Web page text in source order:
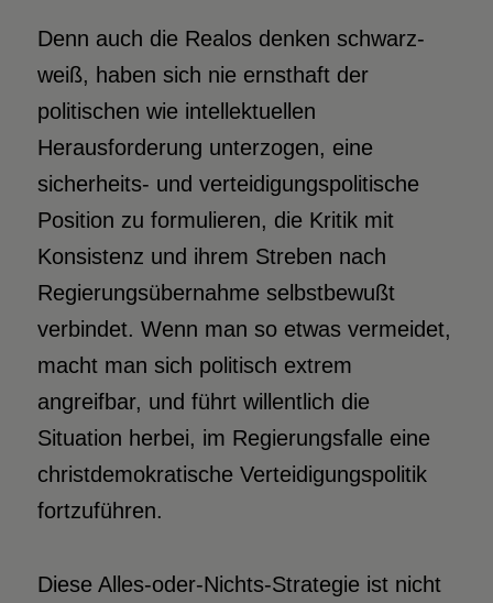
Denn auch die Realos denken schwarz-
weiß, haben sich nie ernsthaft der
politischen wie intellektuellen
Herausforderung unterzogen, eine
sicherheits- und verteidigungspolitische
Position zu formulieren, die Kritik mit
Konsistenz und ihrem Streben nach
Regierungsübernahme selbstbewußt
verbindet. Wenn man so etwas vermeidet,
macht man sich politisch extrem
angreifbar, und führt willentlich die
Situation herbei, im Regierungsfalle eine
christdemokratische Verteidigungspolitik
fortzuführen.
Diese Alles-oder-Nichts-Strategie ist nicht